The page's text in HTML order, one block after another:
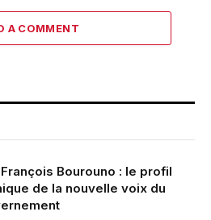
A COMMENT
Bourouno : le profil
de la nouvelle voix du